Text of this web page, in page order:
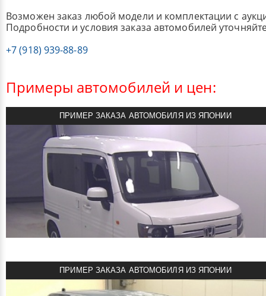
Возможен заказ любой модели и комплектации с
Подробности и условия заказа автомобилей
+7 (918) 939-88-89
Примеры автомобилей и цен:
ПРИМЕР ЗАКАЗА АВТОМОБИЛЯ ИЗ ЯПОНИИ
ПРИМЕР ЗАКАЗА АВТОМОБИЛЯ ИЗ ЯПОНИИ